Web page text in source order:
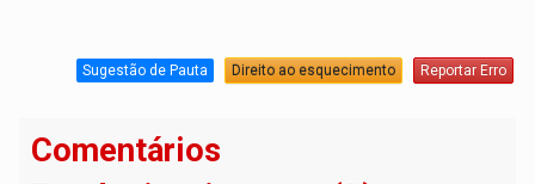
Sugestão de Pauta Direito ao esquecimento Reportar Erro
Comentários